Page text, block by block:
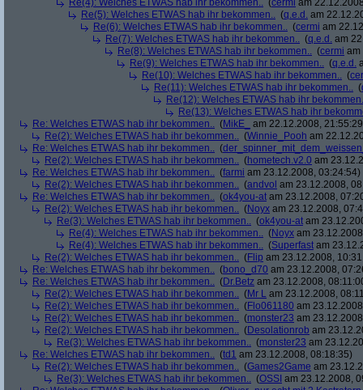
Re(4): Welches ETWAS hab ihr bekommen.. (cermi am
Re(5): Welches ETWAS hab ihr bekommen.. (q.e.d. am
Re(6): Welches ETWAS hab ihr bekommen.. (cermi am
Re(7): Welches ETWAS hab ihr bekommen.. (q.e.d. am
Re(8): Welches ETWAS hab ihr bekommen.. (cermi am
Re(9): Welches ETWAS hab ihr bekommen.. (q.e.d.
Re(10): Welches ETWAS hab ihr bekommen.. (
Re(11): Welches ETWAS hab ihr bekommen.. (
Re(12): Welches ETWAS hab ihr
Re(13): Welches ETWAS hab ihr
Re: Welches ETWAS hab ihr bekommen.. (MikE_
am 22.12.2008,
Re(2): Welches ETWAS hab ihr bekommen.. (Winnie_Pooh am
Re: Welches ETWAS hab ihr bekommen.. (
Re(2): Welches ETWAS hab ihr bekommen.. (hometech.v2.0 am
Re: Welches ETWAS hab ihr bekommen.. (farmi am 23.12.2008, 03:24:54)
Re(2): Welches ETWAS hab ihr bekommen.. (andvol am 23.12.2008,
Re: Welches ETWAS hab ihr bekommen.. (ok4you-at am 23.12.2008,
Re(2): Welches ETWAS hab ihr bekommen.. (Noyx am 23.12.2008,
Re(3): Welches ETWAS hab ihr bekommen.. (ok4you-at am
Re(4): Welches ETWAS hab ihr bekommen.. (Noyx am
Re(4): Welches ETWAS hab ihr bekommen.. (Superfast am
Re(2): Welches ETWAS hab ihr bekommen.. (Flip am 23.12.2008,
Re: Welches ETWAS hab ihr bekommen.. (bono_d70 am 23.12.2008,
Re: Welches ETWAS hab ihr bekommen.. (Dr.Betz am 23.12.2008,
Re(2): Welches ETWAS hab ihr bekommen.. (Mr L am 23.12.2008,
Re(2): Welches ETWAS hab ihr bekommen.. (Flo061180 am
Re(2): Welches ETWAS hab ihr bekommen.. (monster23 am
Re(2): Welches ETWAS hab ihr bekommen.. (Desolationrob am
Re(3): Welches ETWAS hab ihr bekommen.. (monster23 am
Re: Welches ETWAS hab ihr bekommen.. (td1 am 23.12.2008, 08:18:35)
Re(2): Welches ETWAS hab ihr bekommen.. (Games2Game am
Re(3): Welches ETWAS hab ihr bekommen.. (OSSI am 23.12.2008,